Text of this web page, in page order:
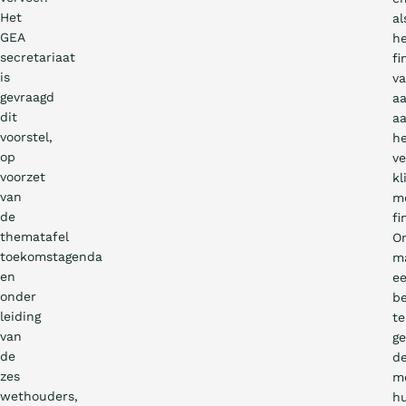
Het
GEA
secretariaat
is
gevraagd
dit
voorstel,
op
voorzet
van
de
thematafel
toekomstagenda
en
onder
leiding
van
de
zes
wethouders,
te